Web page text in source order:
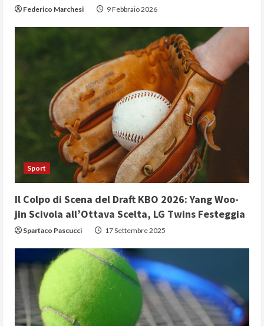
Federico Marchesi 9 Febbraio 2026
Sport
Il Colpo di Scena del Draft KBO 2026: Yang Woo-
jin Scivola all’Ottava Scelta, LG Twins Festeggia
Spartaco Pascucci 17 Settembre 2025